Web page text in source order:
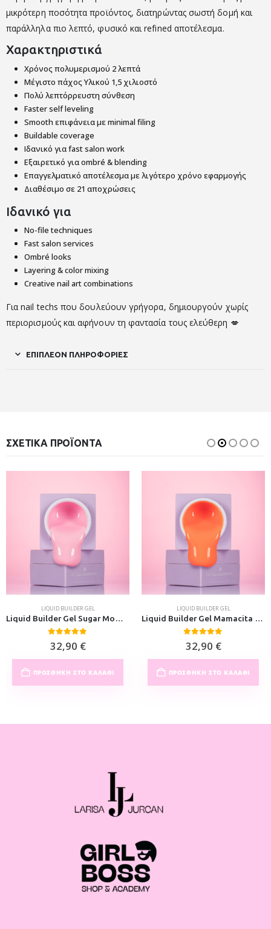
μικρότερη ποσότητα προϊόντος, διατηρώντας σωστή δομή και
παράλληλα πιο λεπτό, φυσικό και refined αποτέλεσμα.
Χαρακτηριστικά
Χρόνος πολυμερισμού 2 λεπτά
Μέγιστο πάχος Υλικού 1,5 χιλιοστό
Πολύ λεπτόρρευστη σύνθεση
Faster self leveling
Smooth επιφάνεια με minimal filing
Buildable coverage
Ιδανικό για fast salon work
Εξαιρετικό για ombré & blending
Επαγγελματικό αποτέλεσμα με λιγότερο χρόνο εφαρμογής
Διαθέσιμο σε 21 αποχρώσεις
Ιδανικό για
No-file techniques
Fast salon services
Ombré looks
Layering & color mixing
Creative nail art combinations
Για nail techs που δουλεύουν γρήγορα, δημιουργούν χωρίς
περιορισμούς και αφήνουν τη φαντασία τους ελεύθερη 💋
ΕΠΙΠΛΈΟΝ ΠΛΗΡΟΦΟΡΊΕΣ
ΣΧΕΤΙΚΆ ΠΡΟΪΌΝΤΑ
LIQUID BUILDER GEL
Liquid Builder Gel Sugar Mommy 30ml
0out of 5
32,90 €
ΠΡΟΣΘΉΚΗ ΣΤΟ ΚΑΛΆΘΙ
LIQUID BUILDER GEL
Liquid Builder Gel Mamacita 30ml
0out of 5
32,90 €
ΠΡΟΣΘΉΚΗ ΣΤΟ ΚΑΛΆΘΙ